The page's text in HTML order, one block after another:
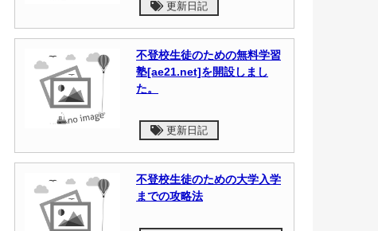
更新日記
不登校生徒のための無料学習
塾[ae21.net]を開設しまし
た。
更新日記
不登校生徒のための大学入学
までの攻略法